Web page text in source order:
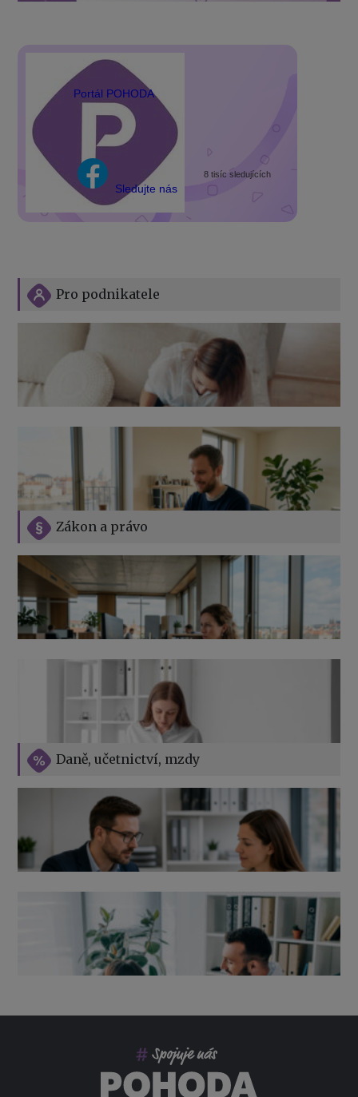
Portál POHODA
Sledujte nás
8 tisíc sledujících
Daně, učetnictví, mzdy
Zákon a právo
Vše o překážkách v práci na straně zaměstnavatele
Výpověď ze zdravotních důvodů 2026 – průvodce pro
zaměstnavatele
Pro podnikatele
Jak na podnikání při rodičovské dovolené
Přehledy pro OSSZ a zdravotní pojišťovny – jak na ně
v roce 2026